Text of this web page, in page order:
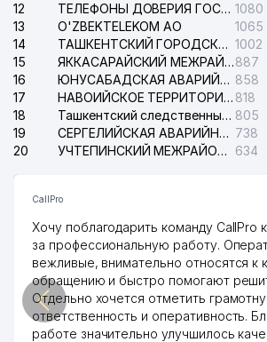
12
ТЕЛЕФОНЫ ДОВЕРИЯ ГОСУДАРСТВЕННОГО ЦЕНТРА ТЕСТИРОВАНИЯ 1080
13
O'ZBEKTELEKOM АО
1065
14
ТАШКЕНТСКИЙ ГОРОДСКОЙ СУД ПО ГРАЖДАНСКИМ ДЕЛАМ 1002
15
ЯККАСАРАЙСКИЙ МЕЖРАЙОННЫЙ СУД ПО ГРАЖДАНСКИМ ДЕЛАМ887
16
ЮНУСАБАДСКАЯ АВАРИЙНАЯ СЛУЖБА ЭЛЕКТРОСЕТИ 858
17
НАВОИЙСКОЕ ТЕРРИТОРИАЛЬНОЕ ПРЕДПРИЯТИЕ ЭЛЕКТРОСЕТИ АО 818
18
Ташкентский следственный изолятор 805
19
СЕРГЕЛИЙСКАЯ АВАРИЙНАЯ СЛУЖБА ЭЛЕКТРОСЕТИ 738
20
УЧТЕПИНСКИЙ МЕЖРАЙОННЫЙ СУД ПО ГРАЖДАНСКИМ ДЕЛАМ 634
CallPro
Хочу поблагодарить команду CallPro
за профессиональную работу.
вежливые, внимательно относятся к
обращению и быстро помогают
Отдельно хочется отметить
ответственность и оперативность.
работе значительно улучшилось